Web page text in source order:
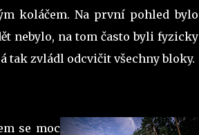
koláčem. Na první pohled bylo
nebylo, na tom často byli fyzicky
tak zvládl odcvičit všechny bloky.
se moc